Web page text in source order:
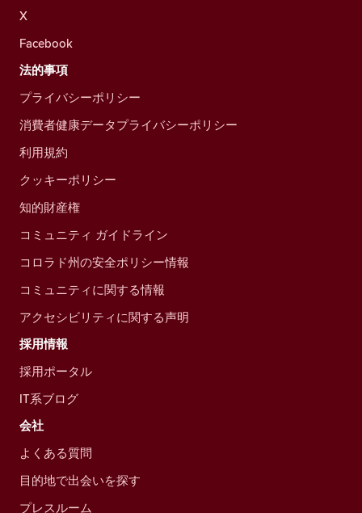
X
Facebook
法的事項
プライバシーポリシー
消費者健康データプライバシーポリシー
利用規約
クッキーポリシー
知的財産権
コミュニティ ガイドライン
コロラド州の安全ポリシー情報
コミュニティに関する情報
アクセシビリティに関する声明
採用情報
採用ポータル
IT系ブログ
会社
よくある質問
目的地で出会いを探す
プレスルーム